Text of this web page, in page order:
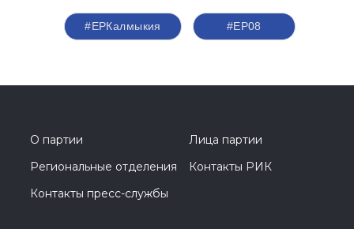
#ЕРКалмыкия #ЕР08
О партии
Лица партии
Региональные отделения
Контакты РИК
Контакты пресс-службы